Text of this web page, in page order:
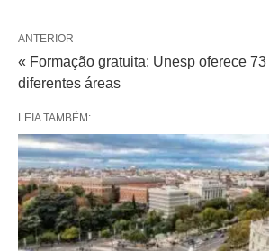
ANTERIOR
« Formação gratuita: Unesp oferece
diferentes áreas
LEIA TAMBÉM: